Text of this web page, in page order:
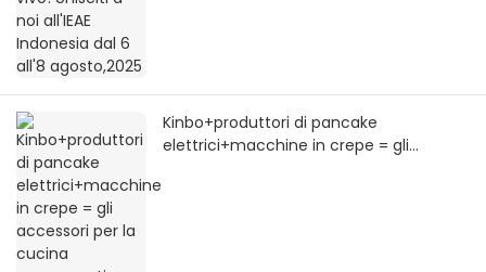
Kinbo+produttori di pancake
elettrici+macchine in crepe = gli